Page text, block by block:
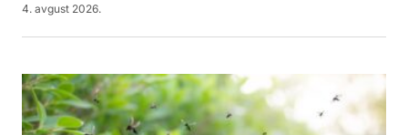
4. avgust 2026.